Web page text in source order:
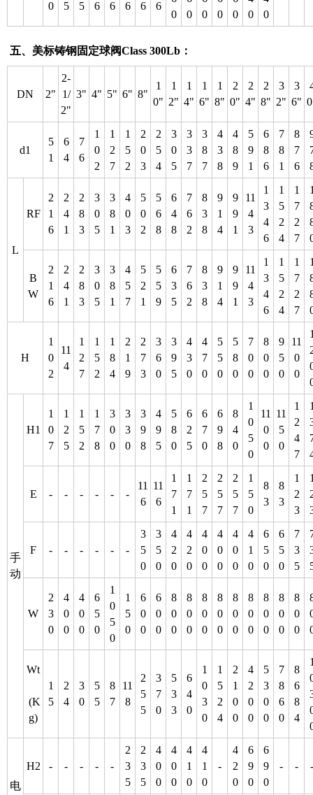
0
5
5
6
6
6
6
6
0
0
0
0
0
0
0
五、美标铸钢固定球阀Class 300Lb：
DN 2"
2-
1/
2"
3" 4" 5" 6" 8"
1
0"
1
2"
1
4"
1
6"
1
8"
2
0"
2
4"
2
8"
3
2"
3
6"
d1
5
1
6
4
7
6
1
0
2
1
2
7
1
5
2
2
0
3
2
5
4
3
0
5
3
3
7
3
8
7
4
3
8
4
8
9
5
9
1
6
8
6
7
8
1
8
7
6
L
RF
2
1
6
2
4
1
2
8
3
3
0
5
3
8
1
4
0
3
5
0
2
5
6
8
6
4
8
7
6
2
8
3
8
9
1
4
9
9
1
11
4
3
1
3
4
6
1
5
2
4
1
7
2
7
B
W
2
1
6
2
4
1
2
8
3
3
0
5
3
8
1
4
5
7
5
2
1
5
5
9
6
3
5
7
6
2
8
3
8
9
1
4
9
9
1
11
4
3
1
3
4
6
1
5
2
4
1
7
2
7
H
1
0
2
11
4
1
2
7
1
5
2
1
8
4
2
1
9
2
7
3
3
6
0
3
9
5
4
3
0
4
7
0
5
5
0
5
8
0
7
0
0
8
0
0
9
5
0
11
0
0
手
动
H1
1
0
7
1
2
5
1
5
2
1
7
8
3
0
0
3
3
0
3
9
8
4
9
5
5
8
0
6
2
5
6
7
0
6
9
8
8
4
0
1
0
5
0
11
0
0
11
5
0
1
2
4
7
E - - - - - -
11
6
11
6
1
7
1
1
7
1
2
5
7
2
5
7
2
5
7
1
5
0
8
3
8
3
1
2
3
F - - - - - -
3
5
0
3
5
0
4
2
0
4
2
0
4
0
0
4
0
0
4
0
0
4
1
0
6
5
0
6
5
0
7
3
5
W
2
3
0
4
0
0
4
0
0
6
5
0
1
0
5
0
1
5
0
6
0
0
6
0
0
8
0
0
8
0
0
8
0
0
8
0
0
8
0
0
8
0
0
8
0
0
8
0
0
8
0
0
Wt
(K
g)
1
5
2
4
3
0
5
5
8
7
11
8
2
5
5
3
7
0
5
3
3
6
4
0
1
0
3
0
1
5
2
4
2
1
0
0
4
2
0
0
5
3
0
0
7
8
6
0
8
6
8
4
电
H2 - - - - -
2
3
5
2
3
5
4
0
0
4
0
0
4
1
0
4
1
0
-
4
2
0
6
9
0
6
9
0
- - -